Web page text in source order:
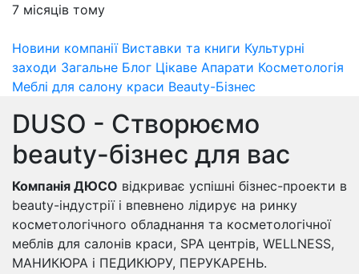
7 місяців тому
Новини компанії Виставки та книги Культурні
заходи Загальне Блог Цікаве Апарати Косметологія
Меблі для салону краси Beauty-Бізнес
DUSO - Створюємо
beauty-бізнес для вас
Компанія ДЮСО відкриває успішні бізнес-проекти в
beauty-індустрії і впевнено лідирує на ринку
косметологічного обладнання та косметологічної
меблів для салонів краси, SPA центрів, WELLNESS,
МАНИКЮРА і ПЕДИКЮРУ, ПЕРУКАРЕНЬ.